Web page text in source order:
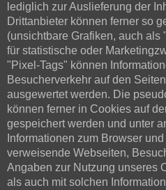
lediglich zur Auslieferung der
Drittanbieter können ferner so
(unsichtbare Grafiken, auch
für statistische oder
"Pixel-Tags" können
Besucherverkehr auf den
ausgewertet werden. Die
können ferner in Cookies auf
gespeichert werden und unter
Informationen zum Browser
verweisende Webseiten,
Angaben zur Nutzung unseres
als auch mit solchen